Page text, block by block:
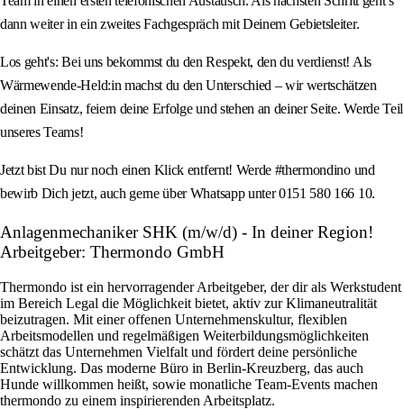
dann weiter in ein zweites Fachgespräch mit Deinem Gebietsleiter.
Los geht's: Bei uns bekommst du den Respekt, den du verdienst! Als
Wärmewende-Held:in machst du den Unterschied – wir wertschätzen
deinen Einsatz, feiern deine Erfolge und stehen an deiner Seite. Werde Teil
unseres Teams!
Jetzt bist Du nur noch einen Klick entfernt! Werde #thermondino und
bewirb Dich jetzt, auch gerne über Whatsapp unter 0151 580 166 10.
Anlagenmechaniker SHK (m/w/d) - In deiner Region!
Arbeitgeber: Thermondo GmbH
Thermondo ist ein hervorragender Arbeitgeber, der dir als Werkstudent
im Bereich Legal die Möglichkeit bietet, aktiv zur Klimaneutralität
beizutragen. Mit einer offenen Unternehmenskultur, flexiblen
Arbeitsmodellen und regelmäßigen Weiterbildungsmöglichkeiten
schätzt das Unternehmen Vielfalt und fördert deine persönliche
Entwicklung. Das moderne Büro in Berlin-Kreuzberg, das auch
Hunde willkommen heißt, sowie monatliche Team-Events machen
thermondo zu einem inspirierenden Arbeitsplatz.